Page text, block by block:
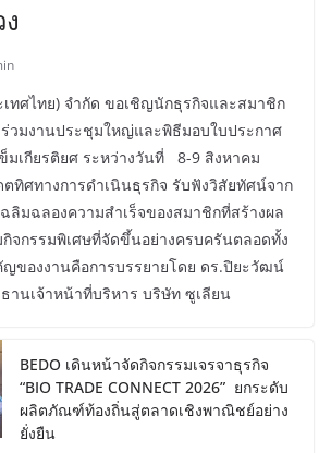
ทศไทย) จำกัด ขอเชิญนักธุรกิจและสมาชิก
วมงานประชุมใหญ่และพิธีมอบใบประกาศ
มเกียรติยศ ระหว่างวันที่ 8-9 สิงหาคม
ตทิศทางการดำเนินธุรกิจ รับฟังวิสัยทัศน์จาก
ลิมฉลองความสำเร็จของสมาชิกที่สร้างผล
จกรรมพิเศษที่จัดขึ้นอย่างครบครันตลอดทั้ง
ญของงานคือการบรรยายโดย ดร.ปิยะวัฒน์
านเจ้าหน้าที่บริหาร บริษัท ซูเลียน
BEDO เดินหน้าจัดกิจกรรมเจรจาธุรกิจ
“BIO TRADE CONNECT 2026” ยกระดับ
ผลิตภัณฑ์ท้องถิ่นสู่ตลาดเชิงพาณิชย์อย่าง
ยั่งยืน